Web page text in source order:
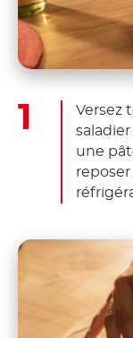
Versez
une